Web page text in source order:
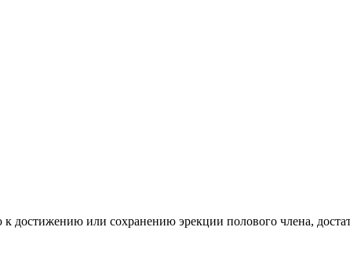
достижению или сохранению эрекции полового члена,